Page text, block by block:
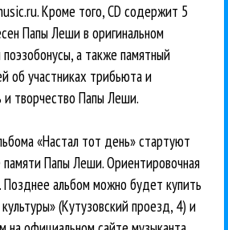
Кроме того, CD содержит 5
Папы Леши в оригинальном
а также памятный
об участниках трибьюта и
творчество Папы Леши.
«Настал тот день» стартуют
Папы Леши. Ориентировочная
альбом можно будет купить
(Кутузовский проезд, 4) и